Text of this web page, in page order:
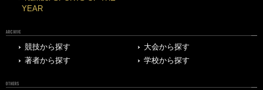
YEAR
ARCHIVE
競技から探す
大会から探す
著者から探す
学校から探す
OTHERS